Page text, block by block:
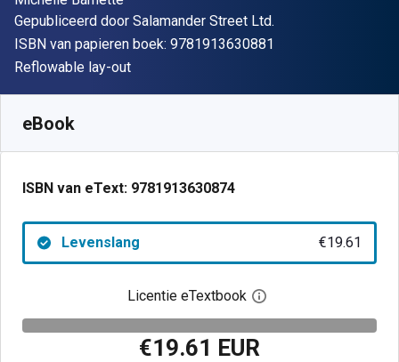
Uitgever
Gepubliceerd door Salamander Street Ltd.
ISBN van papieren boek: 9781913630881
Indeling
Reflowable lay-out
eBook
ISBN van eText: 9781913630874
Levenslang €19.61
Licentie eTextbook Open het
€19.61 EUR